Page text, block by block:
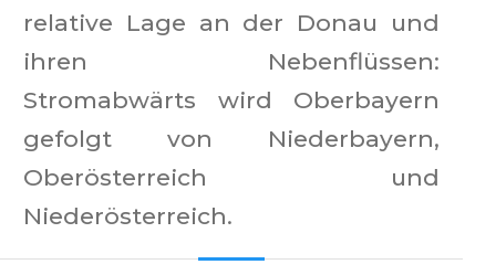
relative Lage an der Donau und
ihren Nebenflüssen:
Stromabwärts wird Oberbayern
gefolgt von Niederbayern,
Oberösterreich und
Niederösterreich.